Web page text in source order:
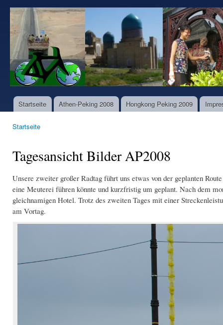
www.world-
bike-
tours.com
Hauptmenü
Startseite Athen-Peking 2008 Hongkong Peking 2009
Startseite
Tagesansicht Bilder AP2008
Unsere zweiter großer Radtag führt uns etwas von der geplanten
eine Meuterei führen könnte und kurzfristig um geplant. Nach dem
gleichnamigen Hotel. Trotz des zweiten Tages mit einer
am Vortag.